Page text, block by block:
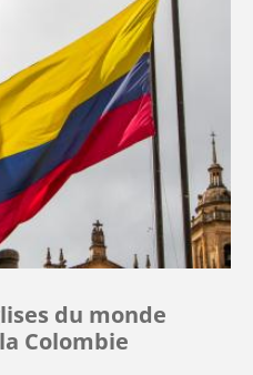
du monde
Colombie